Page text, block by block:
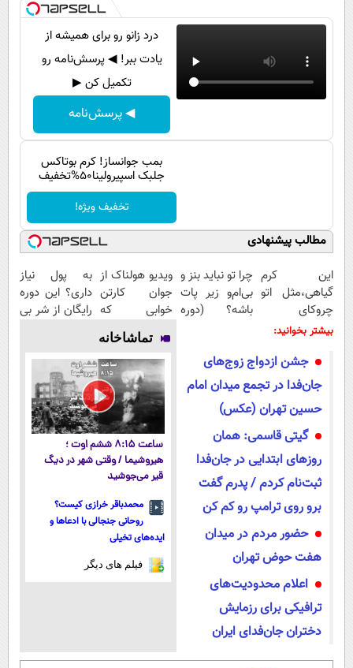
اخبار کریپتو
سرگرمی
مجله تصویری سلاح
فیلم
سیاست
سرگرمی
گوناگون
حوادث
سلامت
فرهنگی
بین الملل
اجتماعی
حیات وحش
داستان کوتاه
پیامک
روانشناسی
دانلود
درد زانو رو برای همیشه از
یادت ببر! ◀ پرسش‌نامه رو
تکمیل کن ▶
◀ پرسش‌نامه
بمب جوانساز! کرم بوتاکس
جلبک اسپیرولینا50%تخفیف
تخفیف ویژه!
مطالب پیشنهادی
این کرم
گیاهی،مثل اتو
چروکای
پوستتوصاف
چرا تو نباید بنز و
بی‌ام‌و زیر پات
باشه؟ (دوره
ویدیو هولناک از
جوان کارتن
خوابی که
میلیاردر شد.
آموزش رایگان
به پول نیاز
داری؟ این دوره
رایگان از شر بی
بیشتر بخوانید:
جشن ازدواج زوج‌های
جان‌فدا در تجمع میدان امام
حسین تهران (عکس)
گیتی قاسمی‌: همان
روزهای ابتدایی در جان‌فدا
ثبت‌نام کردم / پدرم گفت
برو روی ترامپ رو کم کن
حضور مردم در میدان
هفت حوض تهران
اعلام محدودیت‌های
ترافیکی برای رزمایش
دختران جان‌فدای ایران
تماشاخانه
ساعت ۸:۱۵ ششم اوت ؛
هیروشیما / وقتی شهر در دیگ
قیر می‌جوشید
محمدباقر خرازی کیست؟
روحانی جنجالی با ادعاها و
ایده‌های تخیلی
فیلم های دیگر